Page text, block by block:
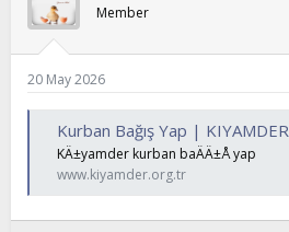
Member
20 May 2026
Kurban Bağış Yap | KIYAMDER
KÄ±yamder kurban baÄÄ±Å yap
www.kiyamder.org.tr